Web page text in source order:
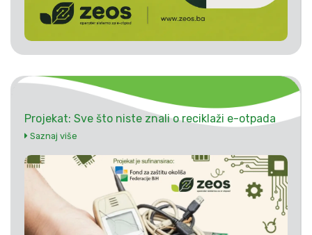
Projekat: Sve što niste znali o reciklaži e-otpada
Saznaj više